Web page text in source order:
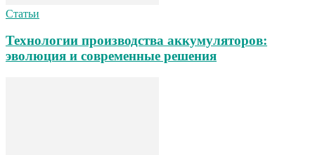
Статьи
Технологии производства аккумуляторов:
эволюция и современные решения